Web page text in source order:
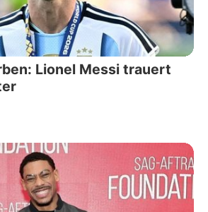
Lionel Messi trauert